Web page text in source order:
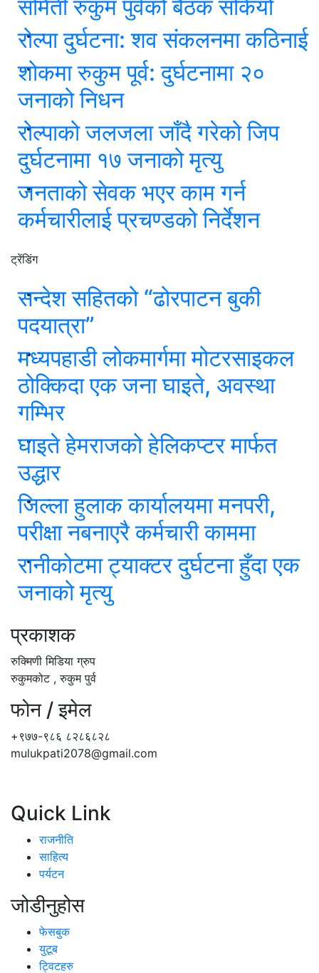
समिती रुकुम पुर्वको बैठक सकियो
रोल्पा दुर्घटना: शव संकलनमा कठिनाई
शोकमा रुकुम पूर्व: दुर्घटनामा २०
जनाको निधन
रोल्पाको जलजला जाँदै गरेको जिप
दुर्घटनामा १७ जनाको मृत्यु
जनताको सेवक भएर काम गर्न
कर्मचारीलाई प्रचण्डको निर्देशन
ट्रेंडिंग
सन्देश सहितको “ढोरपाटन बुकी
पदयात्रा”
मध्यपहाडी लोकमार्गमा मोटरसाइकल
ठोक्किदा एक जना घाइते, अवस्था
गम्भिर
घाइते हेमराजको हेलिकप्टर मार्फत
उद्धार
जिल्ला हुलाक कार्यालयमा मनपरी,
परीक्षा नबनाएरै कर्मचारी काममा
रानीकोटमा ट्याक्टर दुर्घटना हुँदा एक
जनाको मृत्यु
प्रकाशक
रुक्मिणी मिडिया ग्रुप
रुकुमकोट , रुकुम पुर्व
फोन / इमेल
+९७७-९८६ ८२८६८२८
mulukpati2078@gmail.com
Quick Link
राजनीति
साहित्य
पर्यटन
जोडीनुहोस
फेसबुक
युटूब
ट्विटहरु